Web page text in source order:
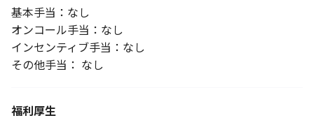
基本手当：なし
オンコール手当：なし
インセンティブ手当：なし
その他手当： なし
福利厚生